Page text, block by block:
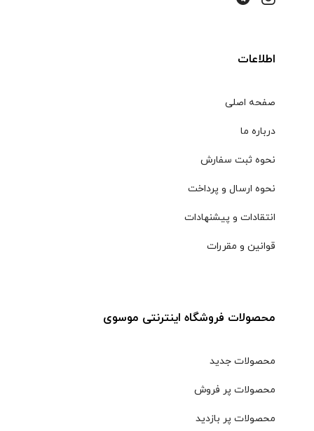
اطلاعات
صفحه اصلی
درباره ما
نحوه ثبت سفارش
نحوه ارسال و پرداخت
انتقادات و پیشنهادات
قوانین و مقررات
محصولات فروشگاه اینترنتی موسوی
محصولات جدید
محصولات پر فروش
محصولات پر بازدید